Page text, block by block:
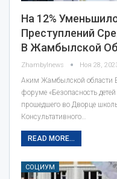
На 12%
Преступлений
В Жамбылской
Zhambylnews Ноя 28,
Аким Жамбылской области
форуме «Безопасность
прошедшего во Дворце
Консультативного…
READ MORE...
СОЦИУМ